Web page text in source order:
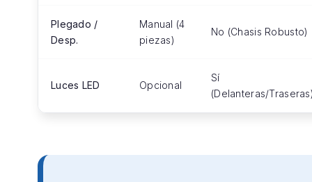
Plegado /
Desp.
Manual (4
piezas)
No (Chasis Robusto)
Luces LED Opcional
Sí
(Delanteras/